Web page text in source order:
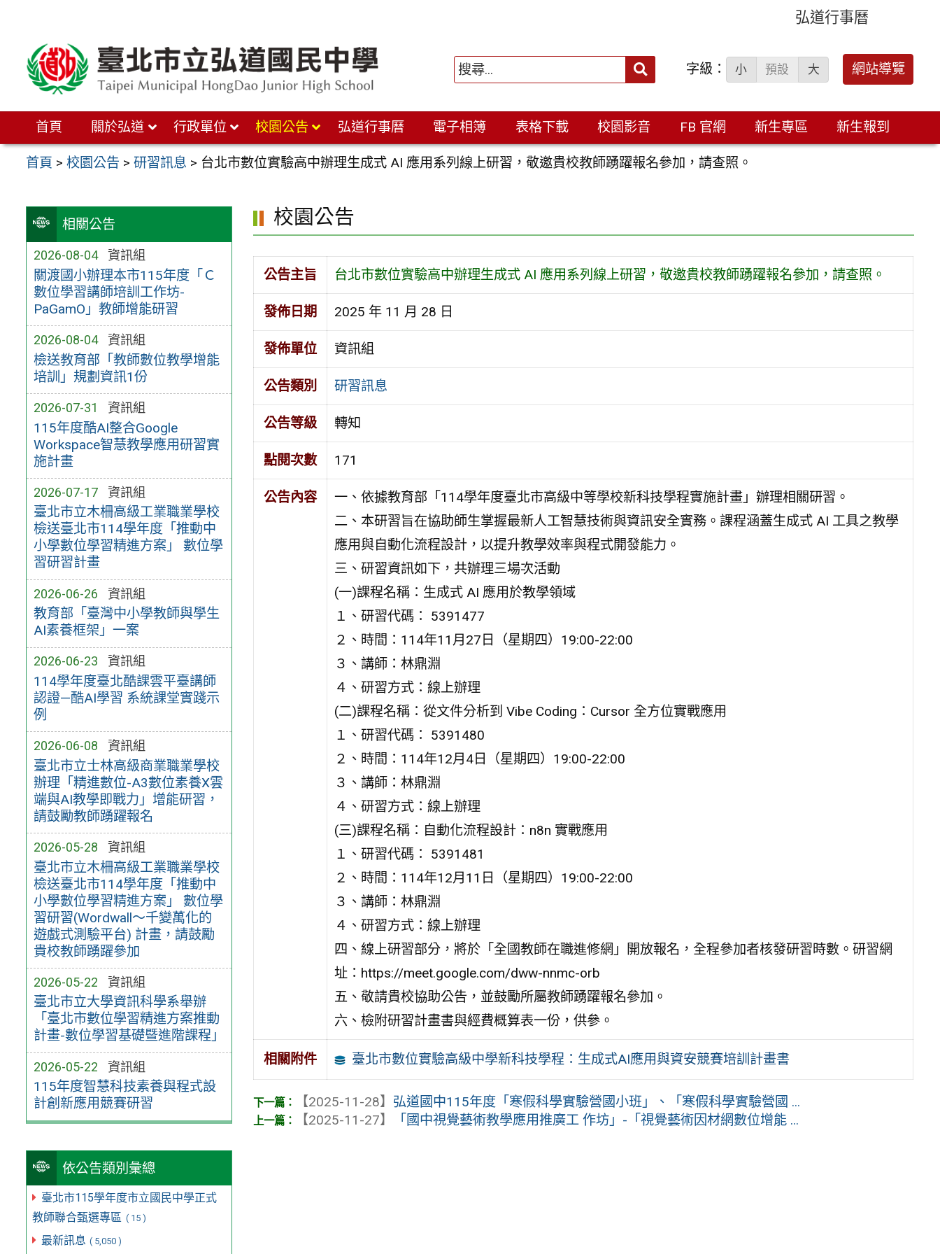
弘道行事曆
搜
字級： 小 預設 大 網站導覽
首頁 關於弘道 行政單位 校園公告 弘道行事曆 電子相簿 表格下載 校園影音 FB 官網 新生專區 新生報到
首頁 >校園公告 >研習訊息 > 台北市數位實驗高中辦理生成式 AI 應用系列線上研習，敬邀貴校教師踴躍報名參加，請查照。
相關公告
2026-08-04 資訊組
關渡國小辦理本市115年度「Ｃ
數位學習講師培訓工作坊-
PaGamO」教師增能研習
2026-08-04 資訊組
檢送教育部「教師數位教學增能
培訓」規劃資訊1份
2026-07-31 資訊組
115年度酷AI整合Google
Workspace智慧教學應用研習實
施計畫
2026-07-17 資訊組
臺北市立木柵高級工業職業學校
檢送臺北市114學年度「推動中
小學數位學習精進方案」 數位學
習研習計畫
2026-06-26 資訊組
教育部「臺灣中小學教師與學生
AI素養框架」一案
2026-06-23 資訊組
114學年度臺北酷課雲平臺講師
認證—酷AI學習 系統課堂實踐示
例
2026-06-08 資訊組
臺北市立士林高級商業職業學校
辦理「精進數位-A3數位素養X雲
端與AI教學即戰力」增能研習，
請鼓勵教師踴躍報名
2026-05-28 資訊組
臺北市立木柵高級工業職業學校
檢送臺北市114學年度「推動中
小學數位學習精進方案」 數位學
習研習(Wordwall～千變萬化的
遊戲式測驗平台) 計畫，請鼓勵
貴校教師踴躍參加
2026-05-22 資訊組
臺北市立大學資訊科學系舉辦
「臺北市數位學習精進方案推動
計畫-數位學習基礎暨進階課程」
2026-05-22 資訊組
115年度智慧科技素養與程式設
計創新應用競賽研習
依公告類別彙總
臺北市115學年度市立國民中學正式
教師聯合甄選專區 ( 15 )
最新訊息 ( 5,050 )
校園公告
公告主旨 台北市數位實驗高中辦理生成式 AI 應用系列線上研習，敬邀貴校教師踴躍報名參加，請查照。
發佈日期 2025 年 11 月 28 日
發佈單位 資訊組
公告類別 研習訊息
公告等級 轉知
點閱次數 171
公告內容
一、依據教育部「114學年度臺北市高級中等學校新科技學程實施計畫」辦理相關研習。
二、本研習旨在協助師生掌握最新人工智慧技術與資訊安全實務。課程涵蓋生成式 AI 工具之教學
應用與自動化流程設計，以提升教學效率與程式開發能力。
三、研習資訊如下，共辦理三場次活動
(一)課程名稱：生成式 AI 應用於教學領域
１、研習代碼： 5391477
２、時間：114年11月27日（星期四）19:00-22:00
３、講師：林鼎淵
４、研習方式：線上辦理
(二)課程名稱：從文件分析到 Vibe Coding：Cursor 全方位實戰應用
１、研習代碼： 5391480
２、時間：114年12月4日（星期四）19:00-22:00
３、講師：林鼎淵
４、研習方式：線上辦理
(三)課程名稱：自動化流程設計：n8n 實戰應用
１、研習代碼： 5391481
２、時間：114年12月11日（星期四）19:00-22:00
３、講師：林鼎淵
４、研習方式：線上辦理
四、線上研習部分，將於「全國教師在職進修網」開放報名，全程參加者核發研習時數。研習網
址：https://meet.google.com/dww-nnmc-orb
五、敬請貴校協助公告，並鼓勵所屬教師踴躍報名參加。
六、檢附研習計畫書與經費概算表一份，供參。
相關附件 臺北市數位實驗高級中學新科技學程：生成式AI應用與資安競賽培訓計畫書
【2025-11-28】 弘道國中115年度「寒假科學實驗營國小班」、「寒假科學實驗營國 ...
【2025-11-27】
「國中視覺藝術教學應用推廣工 作坊」-「視覺藝術因材網數位增能 ...